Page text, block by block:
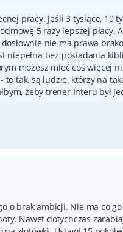
pracy. Jeśli 3 tysiące, 10
5 razy lepszej
nie ma prawa
niepełna bez posiadania
możesz mieć coś więcej
to tak, są ludzie, którzy na
żeby trener Interu był
o brak ambicji. Nie ma co
Nawet dotychczas